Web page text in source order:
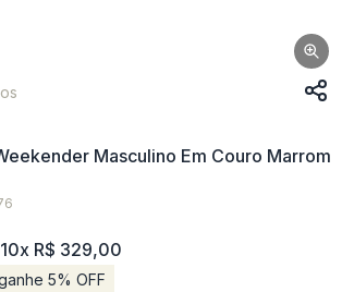
Masculino Em Couro Marrom
10x R$ 329,00
5% OFF